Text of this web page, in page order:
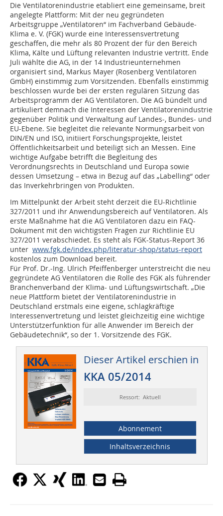
Die Ventilatorenindustrie eta­bliert eine gemeinsame, breit
angelegte Plattform: Mit der neu gegründeten
Arbeitsgruppe „Ventilatoren“ im Fachverband Gebäude-
Klima e. V. (FGK) wurde eine Interessensvertretung
geschaffen, die mehr als 80 Prozent der für den Bereich
Klima, Kälte und Lüftung relevanten Industrie vertritt. Ende
Juli wählte die AG, in der 14 Industrieunternehmen
organisiert sind, Markus Mayer (Rosenberg Ventilatoren
GmbH) einstimmig zum Vorsitzenden. Ebenfalls einstimmig
beschlossen wurde bei der ersten regulären Sitzung das
Arbeitsprogramm der AG Ventilatoren. Die AG bündelt und
artikuliert demnach die Interessen der Ventilatorenindustrie
gegenüber Politik und Verwaltung auf Landes-, Bundes- und
EU-Ebene. Sie begleitet die relevante Normungsarbeit von
DIN/EN und ISO, initiiert Forschungsprojekte, leistet
Öffentlichkeitsarbeit und beteiligt sich an Messen. Eine
wichtige Aufgabe betrifft die Begleitung des
Verordnungsrechts in Deutschland und Europa sowie
dessen Umsetzung – etwa in Bezug auf das „Labelling“ oder
das Inverkehrbringen von Produkten.
Im Mittelpunkt der Arbeit steht derzeit die EU-Richtlinie
327/2011 und ihr Anwendungsbereich auf Ventilatoren. Als
erste Maßnahme hat die AG Ventilatoren dazu ein FAQ-
Dokument mit den wichtigsten Fragen zur Richtlinie EU
327/2011 verabschiedet. Es steht als FGK-Status-Report 36
unter www.fgk.de/index.php/literatur-shop/status-report
kostenlos zum Download bereit.
Für Prof. Dr.-Ing. Ulrich Pfeiffenberger unterstreicht die neu
gegründete AG Ventilatoren die Rolle des FGK als führender
Branchenverband der Klima- und Lüftungswirtschaft. „Die
neue Plattform bietet der Ventilatorenindustrie in
Deutschland erstmals eine eigene, schlagkräftige
Interessenvertretung und leistet gleichzeitig eine wichtige
Unterstützerfunktion für alle Anwender im Bereich der
Gebäudetechnik“, so der 1. Vorsitzende des FGK.
Dieser Artikel erschien in
KKA 05/2014
Ressort: Aktuell
Abonnement
Inhaltsverzeichnis